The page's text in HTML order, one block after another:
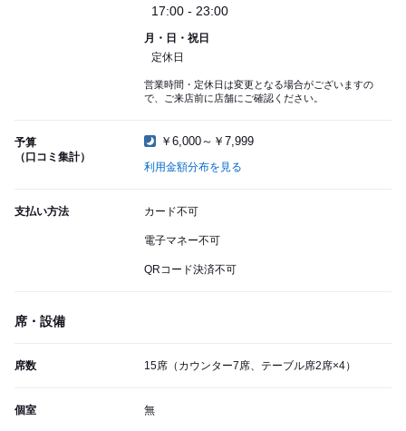
17:00 - 23:00
月・日・祝日
定休日
営業時間・定休日は変更となる場合がございますの
で、ご来店前に店舗にご確認ください。
予算
（口コミ集計）
￥6,000～￥7,999
利用金額分布を見る
支払い方法 カード不可
電子マネー不可
QRコード決済不可
席・設備
席数 15席（カウンター7席、テーブル席2席×4）
個室 無